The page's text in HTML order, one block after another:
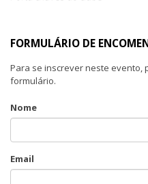
FORMULÁRIO DE
Para se inscrever neste evento,
formulário.
Nome
Email